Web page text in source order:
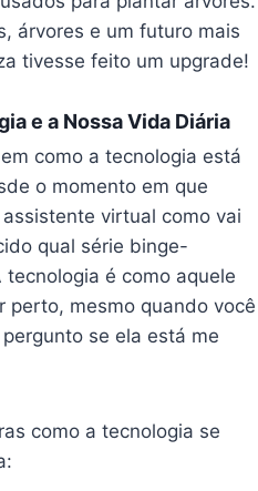
árvores e um futuro mais
tivesse feito um upgrade!
e a Nossa Vida Diária
como a tecnologia está
o momento em que
virtual como vai
qual série binge-
é como aquele
perto, mesmo quando você
se ela está me
como a tecnologia se